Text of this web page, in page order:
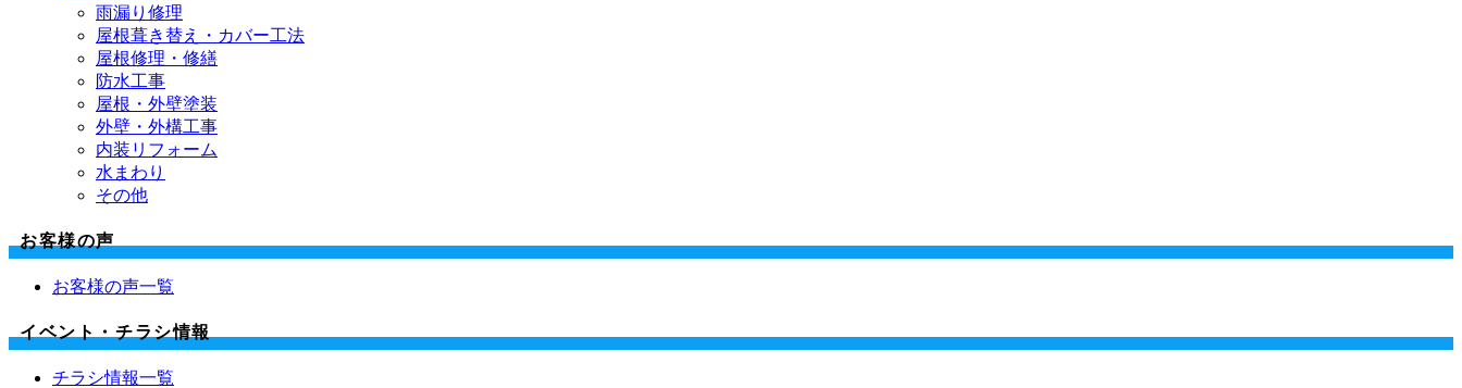
雨漏り修理
屋根葺き替え・カバー工法
屋根修理・修繕
防水工事
屋根・外壁塗装
外壁・外構工事
内装リフォーム
水まわり
その他
お客様の声
お客様の声一覧
イベント・チラシ情報
チラシ情報一覧